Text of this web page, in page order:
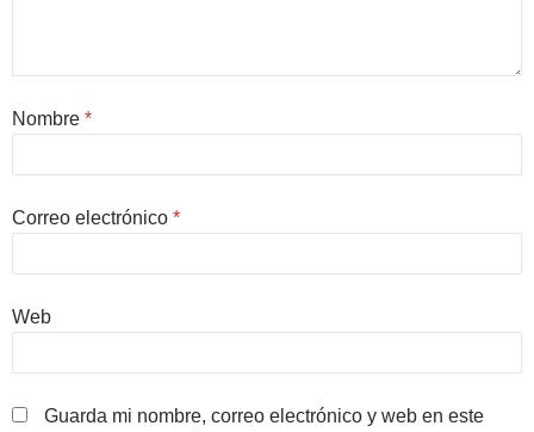
Nombre *
Correo electrónico *
Web
Guarda mi nombre, correo electrónico y web en este